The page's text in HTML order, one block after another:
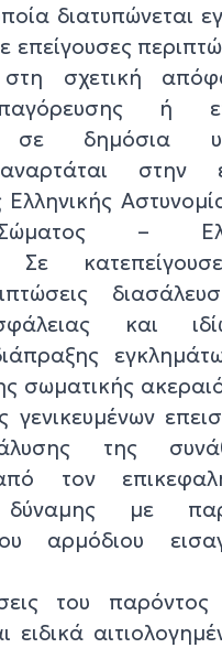
διατυπώνεται
στη σχετική
ή
σε δημόσια
στην
Ελληνικής
–
Σε
και
σωματικής
γενικευμένων
της
τον
δύναμης με
αρμόδιου
του παρόντος
ειδικά